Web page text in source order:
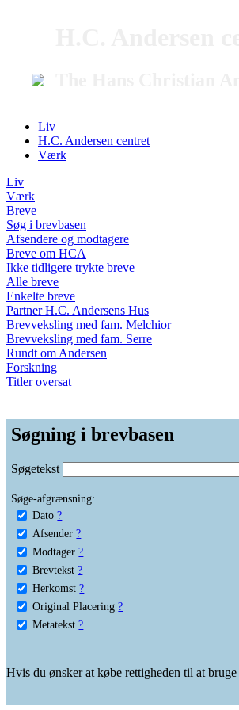
Liv
H.C. Andersen centret
Værk
Liv
Værk
Breve
Søg i brevbasen
Afsendere og modtagere
Breve om HCA
Ikke tidligere trykte breve
Alle breve
Enkelte breve
Partner H.C. Andersens Hus
Brevveksling med fam. Melchior
Brevveksling med fam. Serre
Rundt om Andersen
Forskning
Titler oversat
Søgning i brevbasen
Søgetekst
Søge-afgrænsning:
Dato ?
Afsender ?
Modtager ?
Brevtekst ?
Herkomst ?
Original Placering ?
Metatekst ?
Hvis du ønsker at købe rettigheden til at